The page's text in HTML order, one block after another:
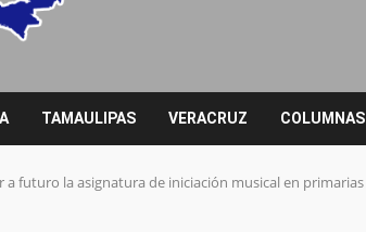
TAMAULIPAS VERACRUZ COLUMNAS
futuro la asignatura de iniciación musical en primarias